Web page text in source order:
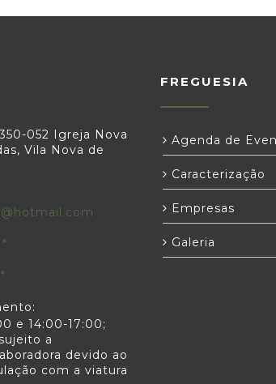
052 Igreja Nova
Vila Nova de
e 14:00-17:00;
a
devido ao
com a viatura
FREGUESIA
Agenda de
Caracterização
Empresas
Galeria